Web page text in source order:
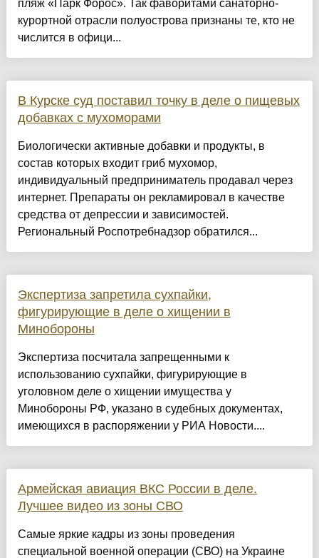
пляж «Парк Форос». Так фаворитами санаторно-
курортной отрасли полуострова признаны те, кто не
числится в офици...
В Курске суд поставил точку в деле о пищевых
добавках с мухоморами
Биологически активные добавки и продукты, в
состав которых входит гриб мухомор,
индивидуальный предприниматель продавал через
интернет. Препараты он рекламировал в качестве
средства от депрессии и зависимостей.
Региональный Роспотребнадзор обратился...
Экспертиза запретила сухпайки,
фигурирующие в деле о хищении в
Минобороны
Экспертиза посчитала запрещенными к
использованию сухпайки, фигурирующие в
уголовном деле о хищении имущества у
Минобороны РФ, указано в судебных документах,
имеющихся в распоряжении у РИА Новости....
Армейская авиация ВКС России в деле.
Лучшее видео из зоны СВО
Самые яркие кадры из зоны проведения
специальной военной операции (СВО) на Украине